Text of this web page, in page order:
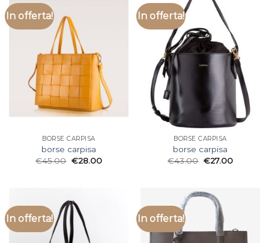
In offerta!
BORSE CARPISA
borse carpisa
€45.00 €28.00
In offerta!
BORSE CARPISA
borse carpisa
€43.00 €27.00
In offerta! In offerta!